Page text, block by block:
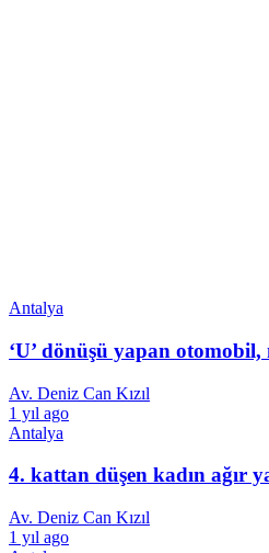
Antalya
‘U’ dönüşü yapan otomobil,
Av. Deniz Can Kızıl
1 yıl ago
Antalya
4. kattan düşen kadın ağır
Av. Deniz Can Kızıl
1 yıl ago